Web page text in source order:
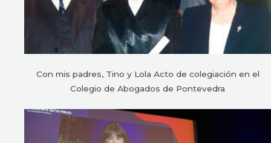
Con mis padres, Tino y Lola Acto de colegiación en el
Colegio de Abogados de Pontevedra